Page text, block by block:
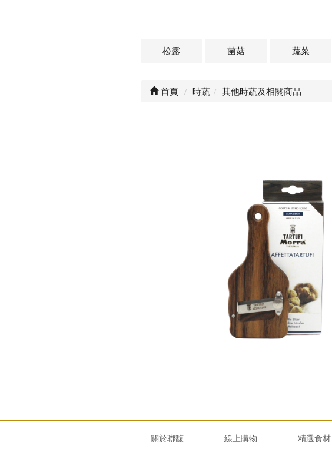
松露 菌菇 蔬菜
首頁 時蔬 其他時蔬及相關商品
關於聯馥 線上購物 精選食材